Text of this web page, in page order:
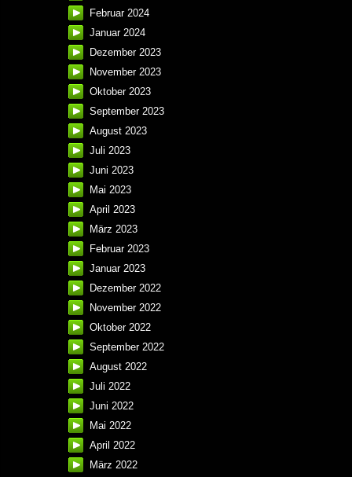
Februar 2024
Januar 2024
Dezember 2023
November 2023
Oktober 2023
September 2023
August 2023
Juli 2023
Juni 2023
Mai 2023
April 2023
März 2023
Februar 2023
Januar 2023
Dezember 2022
November 2022
Oktober 2022
September 2022
August 2022
Juli 2022
Juni 2022
Mai 2022
April 2022
März 2022